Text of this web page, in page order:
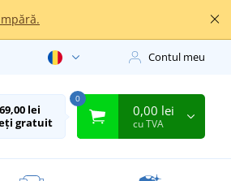
Contul meu
lei
gratuit
0
0,00 lei
cu TVA